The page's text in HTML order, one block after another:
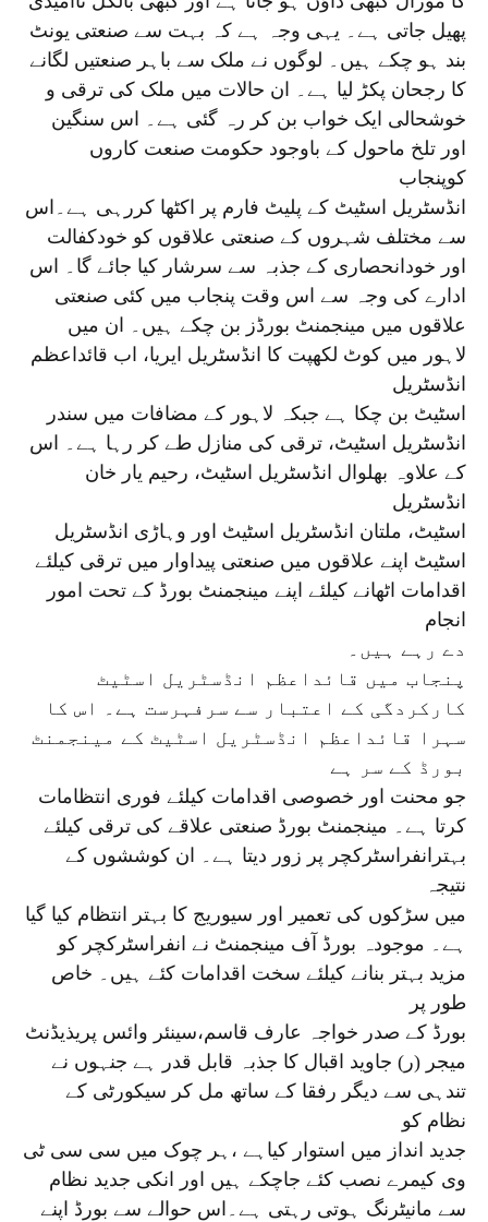
پھیل جاتی ہے۔ یہی وجہ ہے کہ بہت سے صنعتی یونٹ
بند ہو چکے ہیں۔ لوگوں نے ملک سے باہر صنعتیں لگانے
کا رجحان پکڑ لیا ہے۔ ان حالات میں ملک کی ترقی و
خوشحالی ایک خواب بن کر رہ گئی ہے۔ اس سنگین
اور تلخ ماحول کے باوجود حکومت صنعت کاروں
کوپنجاب
انڈسٹریل اسٹیٹ کے پلیٹ فارم پر اکٹھا کررہی ہے۔اس
سے مختلف شہروں کے صنعتی علاقوں کو خودکفالت
اور خودانحصاری کے جذبہ سے سرشار کیا جائے گا۔ اس
ادارے کی وجہ سے اس وقت پنجاب میں کئی صنعتی
علاقوں میں مینجمنٹ بورڈز بن چکے ہیں۔ ان میں
لاہور میں کوٹ لکھپت کا انڈسٹریل ایریا، اب قائداعظم
انڈسٹریل
اسٹیٹ بن چکا ہے جبکہ لاہور کے مضافات میں سندر
انڈسٹریل اسٹیٹ، ترقی کی منازل طے کر رہا ہے۔ اس
کے علاوہ بھلوال انڈسٹریل اسٹیٹ، رحیم یار خان
انڈسٹریل
اسٹیٹ، ملتان انڈسٹریل اسٹیٹ اور وہاڑی انڈسٹریل
اسٹیٹ اپنے علاقوں میں صنعتی پیداوار میں ترقی کیلئے
اقدامات اٹھانے کیلئے اپنے مینجمنٹ بورڈ کے تحت امور
انجام
دے رہے ہیں۔
پنجاب میں قائداعظم انڈسٹریل اسٹیٹ
کارکردگی کے اعتبار سے سرفہرست ہے۔ اس کا
سہرا قائداعظم انڈسٹریل اسٹیٹ کے مینجمنٹ
بورڈ کے سر ہے
جو محنت اور خصوصی اقدامات کیلئے فوری انتظامات
کرتا ہے۔ مینجمنٹ بورڈ صنعتی علاقے کی ترقی کیلئے
بہترانفراسٹرکچر پر زور دیتا ہے۔ ان کوششوں کے
نتیجہ
میں سڑکوں کی تعمیر اور سیوریج کا بہتر انتظام کیا گیا
ہے۔ موجودہ بورڈ آف مینجمنٹ نے انفراسٹرکچر کو
مزید بہتر بنانے کیلئے سخت اقدامات کئے ہیں۔ خاص
طور پر
بورڈ کے صدر خواجہ عارف قاسم،سینئر وائس پریذیڈنٹ
میجر (ر) جاوید اقبال کا جذبہ قابل قدر ہے جنہوں نے
تندہی سے دیگر رفقا کے ساتھ مل کر سیکورٹی کے
نظام کو
جدید انداز میں استوار کیاہے ،ہر چوک میں سی سی ٹی
وی کیمرے نصب کئے جاچکے ہیں اور انکی جدید نظام
سے مانیٹرنگ ہوتی رہتی ہے۔اس حوالے سے بورڈ اپنے